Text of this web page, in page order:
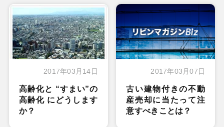
2017年03月14日
高齢化と “すまい”の
高齢化 にどうします
か？
2017年03月07日
古い建物付きの不動
産売却に当たって注
意すべきことは？